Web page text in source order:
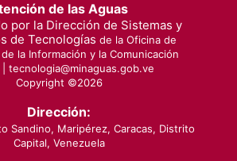
de las Aguas
por la Dirección de Sistemas y
de Tecnologías de la Oficina de
la Información y la Comunicación
tecnologia@minaguas.gob.ve
Copyright ©2026
Dirección:
Sandino, Maripérez, Caracas, Distrito
Capital, Venezuela